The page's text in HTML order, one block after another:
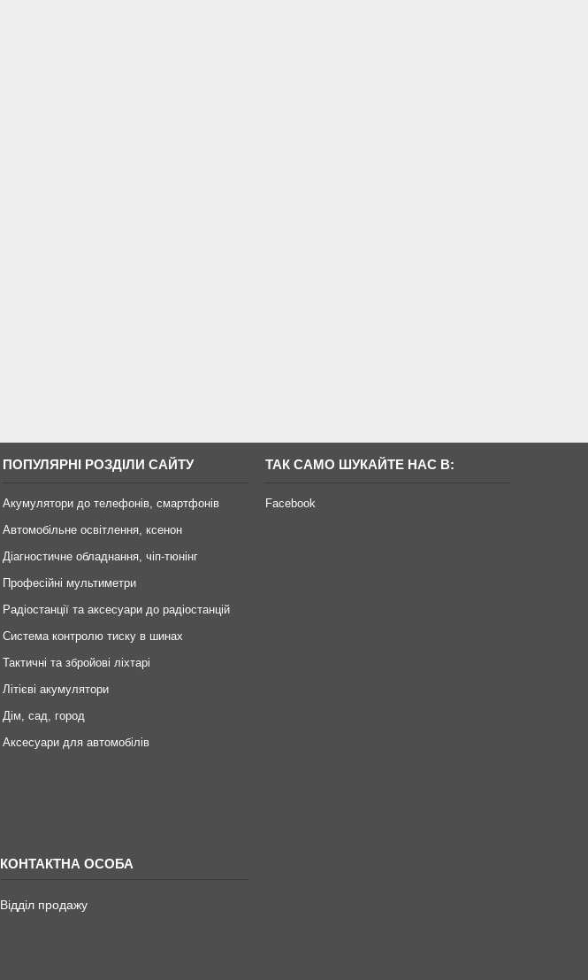
ПОПУЛЯРНІ РОЗДІЛИ САЙТУ
Акумулятори до телефонів, смартфонів
Автомобільне освітлення, ксенон
Діагностичне обладнання, чіп-тюнінг
Професійні мультиметри
Радіостанції та аксесуари до радіостанцій
Система контролю тиску в шинах
Тактичні та збройові ліхтарі
Літієві акумулятори
Дім, сад, город
Аксесуари для автомобілів
ТАК САМО ШУКАЙТЕ НАС В:
Facebook
Відділ продажу